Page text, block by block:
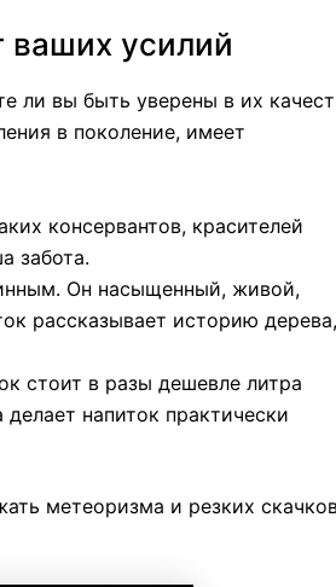
усилий
ли вы быть уверены в их
в поколение, имеет
консервантов, красителей
забота.
Он насыщенный, живой,
рассказывает историю дерева,
стоит в разы дешевле литра
напиток практически
метеоризма и резких